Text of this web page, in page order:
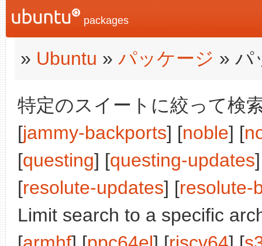
packages
» Ubuntu » パッケージ » パ
特定のスイートに絞って検
[jammy-backports] [noble] [
[questing] [questing-updates
[resolute-updates] [resolute-
Limit search to a specific